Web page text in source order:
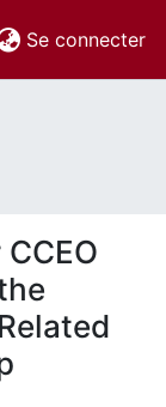
Se connecter